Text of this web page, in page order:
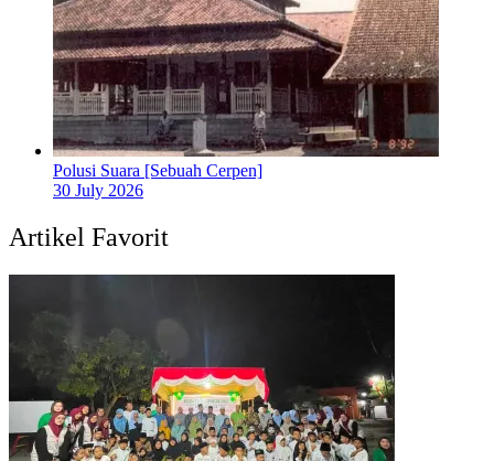
Polusi Suara [Sebuah Cerpen]
30 July 2026
Artikel Favorit